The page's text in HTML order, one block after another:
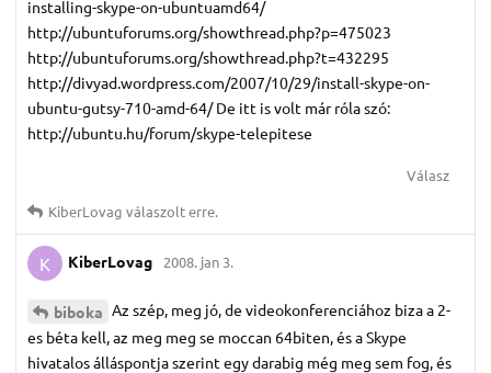
installing-skype-on-ubuntuamd64/
http://ubuntuforums.org/showthread.php?p=475023
http://ubuntuforums.org/showthread.php?t=432295
http://divyad.wordpress.com/2007/10/29/install-skype-on-
ubuntu-gutsy-710-amd-64/ De itt is volt már róla szó:
http://ubuntu.hu/forum/skype-telepitese
Válasz
KiberLovag válaszolt erre.
K KiberLovag 2008. jan 3.
biboka Az szép, meg jó, de videokonferenciához biza a 2-
es béta kell, az meg meg se moccan 64biten, és a Skype
hivatalos álláspontja szerint egy darabig még meg sem fog, és